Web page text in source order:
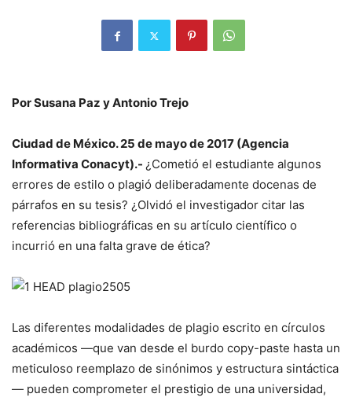
Por Susana Paz y Antonio Trejo
Ciudad de México. 25 de mayo de 2017 (Agencia
Informativa Conacyt).- ¿Cometió el estudiante algunos
errores de estilo o plagió deliberadamente docenas de
párrafos en su tesis? ¿Olvidó el investigador citar las
referencias bibliográficas en su artículo científico o
incurrió en una falta grave de ética?
Las diferentes modalidades de plagio escrito en círculos
académicos —que van desde el burdo copy-paste hasta un
meticuloso reemplazo de sinónimos y estructura sintáctica
— pueden comprometer el prestigio de una universidad,